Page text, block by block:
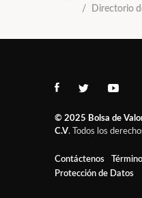
Directorio
© 2025 Bolsa de
C.V. Todos los
Contáctenos
Protección de Datos